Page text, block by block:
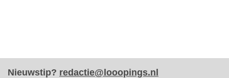
Nieuwstip? redactie@looopings.nl